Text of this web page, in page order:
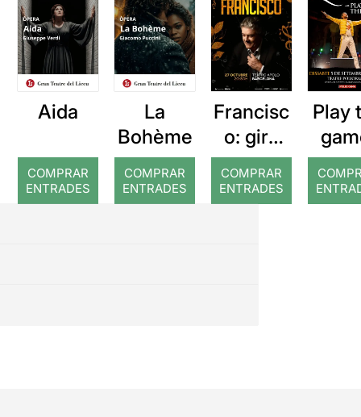
Aida
COMPRAR
ENTRADES
La
Bohème
COMPRAR
ENTRADES
Francisc
o: gira
45º
aniversa
rio
COMPRAR
ENTRADES
Play
Un
ge